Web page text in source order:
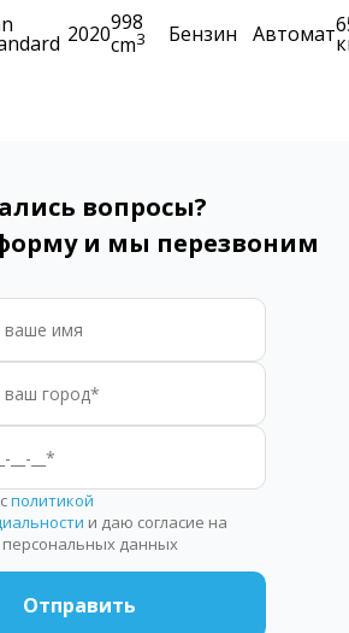
2020998
cm3 Бензин Автомат
вопросы?
и мы перезвоним
политикой
и даю согласие на
персональных данных
Отправить